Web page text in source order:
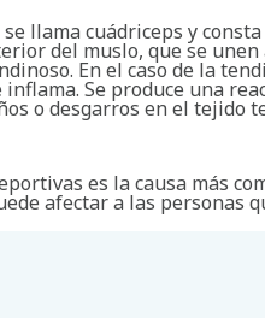
llama cuádriceps y
del muslo, que se
En el caso de la
Se produce una
o desgarros en el tejido
es la causa más
afectar a las personas